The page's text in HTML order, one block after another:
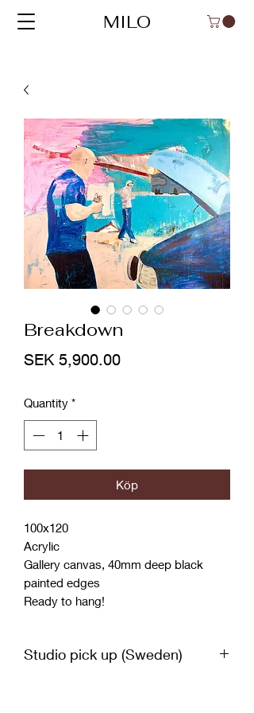
MILO
Breakdown
SEK 5,900.00Price
Quantity *
Köp
100x120
Acrylic
Gallery canvas, 40mm deep black
painted edges
Ready to hang!
Studio pick up (Sweden)